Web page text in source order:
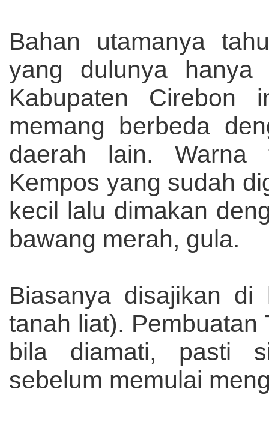
Bahan utamanya
yang dulunya hanya
Kabupaten Cirebon
memang berbeda
daerah lain. Warna
Kempos yang sudah
kecil lalu dimakan
bawang merah, gula.
Biasanya disajikan
tanah liat).
bila diamati, pasti
sebelum memulai